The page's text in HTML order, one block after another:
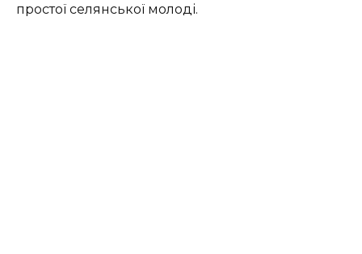
простої селянської молоді.